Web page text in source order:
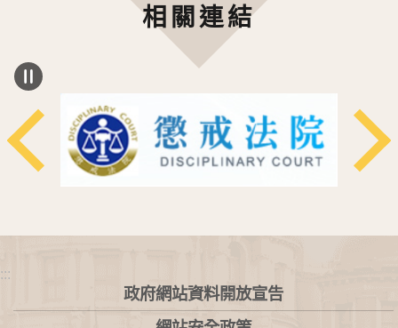
相關連結
:::
政府網站資料開放宣告